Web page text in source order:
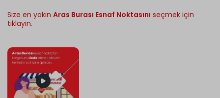
Size en yakın Aras Burası Esnaf Noktasını seçmek için
tıklayın.